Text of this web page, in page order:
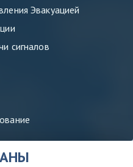
Эвакуацией
сигналов